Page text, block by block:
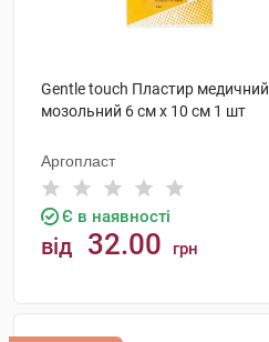
Gentle touch Пластир медичний
мозольний 6 см х 10 см 1 шт
Аргопласт
Є в наявності
від 32.00 грн